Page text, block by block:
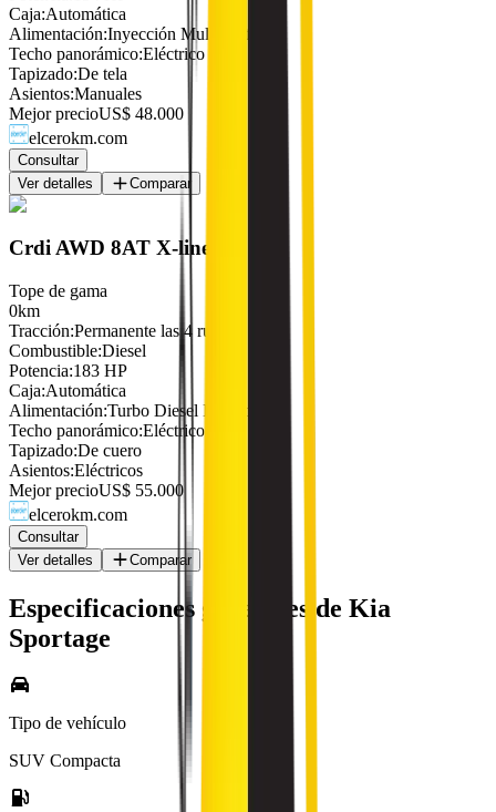
Caja:Automática
Alimentación:Inyección Multipunto
Techo panorámico:Eléctrico
Tapizado:De tela
Asientos:Manuales
Mejor precioUS$ 48.000
elcerokm.com
Consultar
Ver detalles
Comparar
Crdi AWD 8AT X-line
Tope de gama
0km
Tracción:Permanente las 4 ruedas
Combustible:Diesel
Potencia:183 HP
Caja:Automática
Alimentación:Turbo Diesel Intercooler
Techo panorámico:Eléctrico
Tapizado:De cuero
Asientos:Eléctricos
Mejor precioUS$ 55.000
elcerokm.com
Consultar
Ver detalles
Comparar
Especificaciones generales de Kia
Sportage
Tipo de vehículo
SUV Compacta